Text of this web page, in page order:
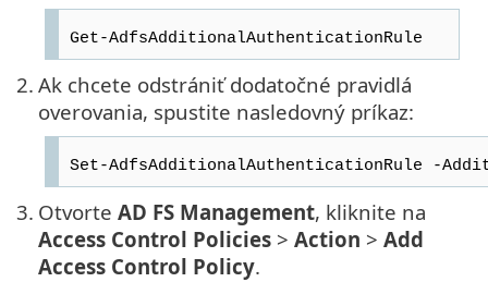
Get-AdfsAdditionalAuthenticationRule
2. Ak chcete odstrániť dodatočné pravidlá
overovania, spustite nasledovný príkaz:
Set-AdfsAdditionalAuthenticationRule -
3. Otvorte AD FS Management, kliknite na
Access Control Policies > Action > Add
Access Control Policy.